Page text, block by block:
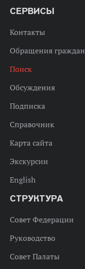
СЕРВИСЫ
Контакты
Обращения граждан
Поиск
Обсуждения
Подписка
Справочник
Карта сайта
Экскурсии
English
СТРУКТУРА
Совет Федерации
Руководство
Совет Палаты